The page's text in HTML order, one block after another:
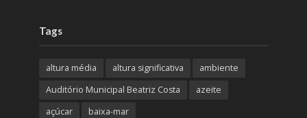
Tags
altura média altura significativa
ambiente
Auditório Municipal Beatriz Costa
azeite
açúcar
baixa-mar